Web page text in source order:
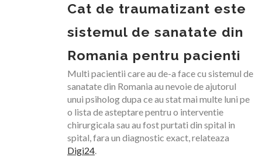
RECUPERARE
Cat de traumatizant este
sistemul de sanatate din
Romania pentru pacienti
Multi pacientii care au de-a face cu sistemul de
sanatate din Romania au nevoie de ajutorul
unui psiholog dupa ce au stat mai multe luni pe
o lista de asteptare pentru o interventie
chirurgicala sau au fost purtati din spital in
spital, fara un diagnostic exact, relateaza
Digi24.